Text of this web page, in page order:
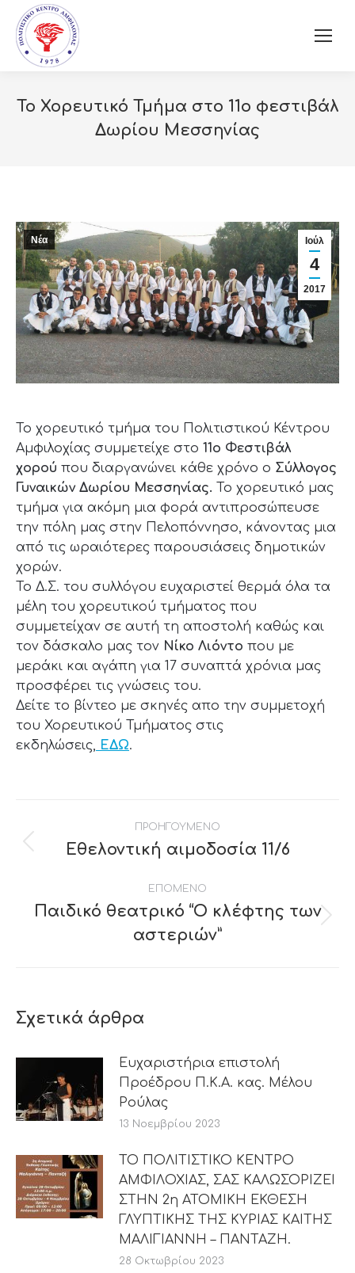
Το Χορευτικό Τμήμα στο 11ο φεστιβάλ
Δωρίου Μεσσηνίας
Ιούλ
4
2017
Νέα
Το χορευτικό τμήμα του Πολιτιστικού Κέντρου
Αμφιλοχίας συμμετείχε στο 11ο Φεστιβάλ
χορού που διαργανώνει κάθε χρόνο ο Σύλλογος
Γυναικών Δωρίου Μεσσηνίας. Το χορευτικό μας
τμήμα για ακόμη μια φορά αντιπροσώπευσε
την πόλη μας στην Πελοπόννησο, κάνοντας μια
από τις ωραιότερες παρουσιάσεις δημοτικών
χορών.
Το Δ.Σ. του συλλόγου ευχαριστεί θερμά όλα τα
μέλη του χορευτικού τμήματος που
συμμετείχαν σε αυτή τη αποστολή καθώς και
τον δάσκαλο μας τον Νίκο Λιόντο που με
μεράκι και αγάπη για 17 συναπτά χρόνια μας
προσφέρει τις γνώσεις του.
Δείτε το βίντεο με σκηνές απο την συμμετοχή
του Χορευτικού Τμήματος στις
εκδηλώσεις, ΕΔΩ.
navigation
ΠΡΟΗΓΟΥΜΕΝΟ
Previous
Εθελοντική αιμοδοσία 11/6
ΕΠΟΜΕΝΟ
Next
post:
Παιδικό θεατρικό “Ο κλέφτης των
αστεριών”
Σχετικά άρθρα
Ευχαριστήρια επιστολή
Προέδρου Π.Κ.Α. κας. Μέλου
Ρούλας
13 Νοεμβρίου 2023
ΤΟ ΠΟΛΙΤΙΣΤΙΚΟ ΚΕΝΤΡΟ
ΑΜΦΙΛΟΧΙΑΣ, ΣΑΣ ΚΑΛΩΣΟΡΙΖΕΙ
ΣΤΗΝ 2η ΑΤΟΜΙΚΗ ΕΚΘΕΣΗ
ΓΛΥΠΤΙΚΗΣ ΤΗΣ ΚΥΡΙΑΣ ΚΑΙΤΗΣ
ΜΑΛΙΓΙΑΝΝΗ – ΠΑΝΤΑΖΗ.
28 Οκτωβρίου 2023